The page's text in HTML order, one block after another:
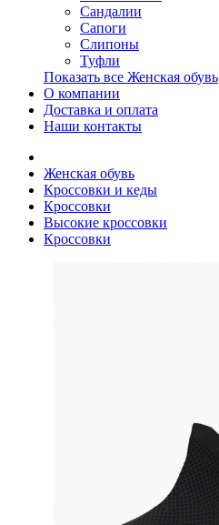
Сандалии
Сапоги
Слипоны
Туфли
Показать все Женская обувь
О компании
Доставка и оплата
Наши контакты
Женская обувь
Кроссовки и кеды
Кроссовки
Высокие кроссовки
Кроссовки